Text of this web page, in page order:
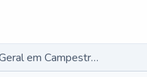
Clínico Geral em Campestre da Serra - RS